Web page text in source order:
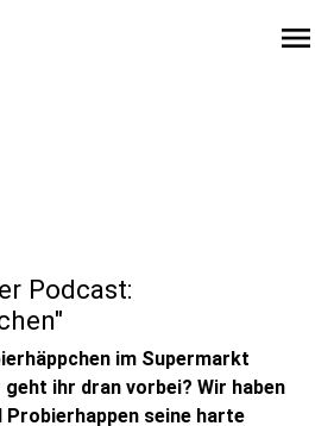
menu
Podcast:
im Supermarkt
ihr dran vorbei? Wir haben
Probierhappen seine harte